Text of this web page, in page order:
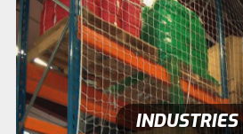
INDUSTRIES